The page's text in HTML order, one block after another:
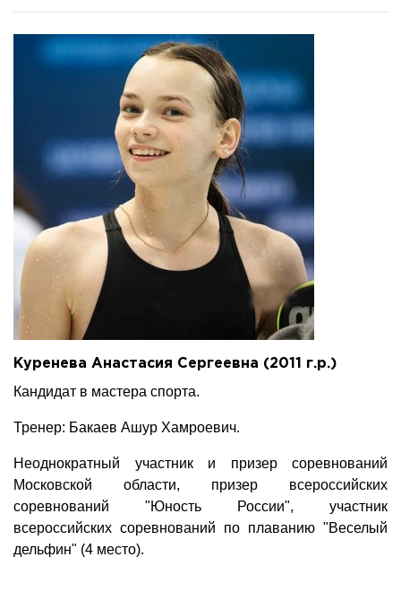
Куренева Анастасия Сергеевна (2011 г.р.)
Кандидат в мастера спорта.
Тренер: Бакаев Ашур Хамроевич.
Неоднократный участник и призер соревнований
Московской области, призер всероссийских
соревнований "Юность России", участник
всероссийских соревнований по плаванию "Веселый
дельфин" (4 место).